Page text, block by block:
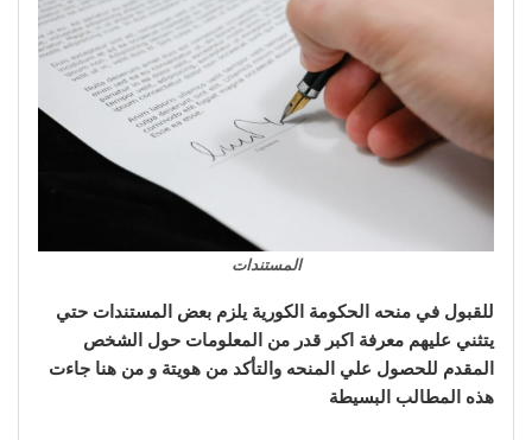
المستندات
للقبول في منحه الحكومة الكورية يلزم بعض المستندات حتي
يتثني عليهم معرفة اكبر قدر من المعلومات حول الشخص
المقدم للحصول علي المنحه والتأكد من هويتة و من هنا جاءت
هذه المطالب البسيطة